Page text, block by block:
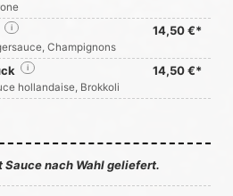
14,50 €*
i
Champignons
14,50 €*
i
hollandaise, Brokkoli
nach Wahl geliefert.